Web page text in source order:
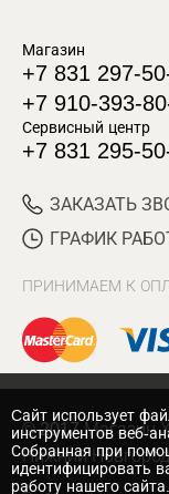
Магазин
+7 831 297-
+7 910-393-
Сервисный центр
+7 831 295-
ЗАКАЗАТЬ
ГРАФИК
ПРИНИМАЕМ К
© 2017 Магазин
Нижний Новгород
Cайт использует
инструментов веб-
Собранная при
идентифицировать
работу нашего сайта.